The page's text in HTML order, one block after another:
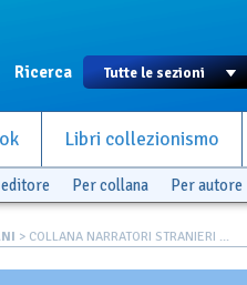
Ricerca
Libri collezionismo
Per collana Per autore
> COLLANA NARRATORI STRANIERI ...